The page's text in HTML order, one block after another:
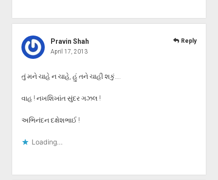
Pravin Shah
April 17, 2013
તું મને ચાહે ન ચાહે, હું તને ચાહી શકું….
વાહ ! નખશિખાંત સુંદર ગઝલ !
અભિનંદન દક્ષેશભાઈ !
Loading...
Reply